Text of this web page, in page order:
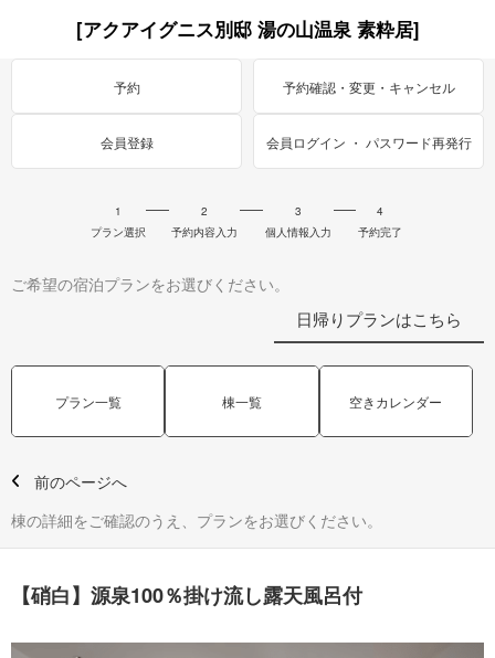
[アクアイグニス別邸 湯の山温泉 素粋居]
予約 予約確認・変更・キャンセル
会員登録 会員ログイン ・ パスワード再発行
1
プラン選択
2
予約内容入力
3
個人情報入力
4
予約完了
ご希望の宿泊プランをお選びください。
日帰りプランはこちら
プラン一覧 棟一覧 空きカレンダー
前のページへ
棟の詳細をご確認のうえ、プランをお選びください。
【硝白】源泉100％掛け流し露天風呂付